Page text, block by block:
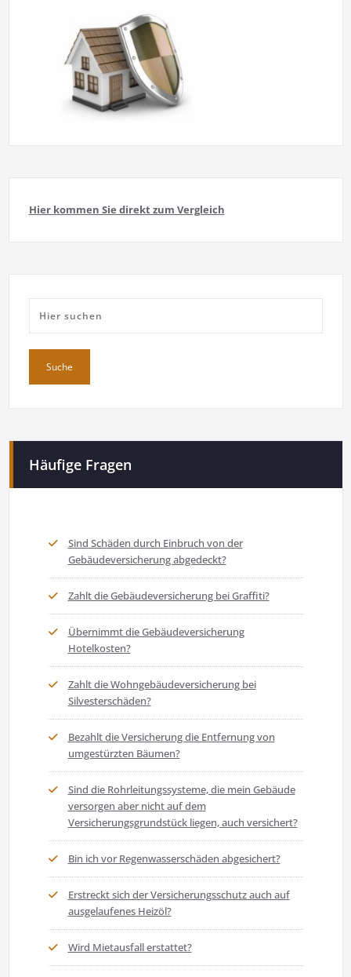
Hier kommen Sie direkt zum Vergleich
Häufige Fragen
Sind Schäden durch Einbruch von der
Gebäudeversicherung abgedeckt?
Zahlt die Gebäudeversicherung bei Graffiti?
Übernimmt die Gebäudeversicherung
Hotelkosten?
Zahlt die Wohngebäudeversicherung bei
Silvesterschäden?
Bezahlt die Versicherung die Entfernung von
umgestürzten Bäumen?
Sind die Rohrleitungssysteme, die mein Gebäude
versorgen aber nicht auf dem
Versicherungsgrundstück liegen, auch versichert?
Bin ich vor Regenwasserschäden abgesichert?
Erstreckt sich der Versicherungsschutz auch auf
ausgelaufenes Heizöl?
Wird Mietausfall erstattet?